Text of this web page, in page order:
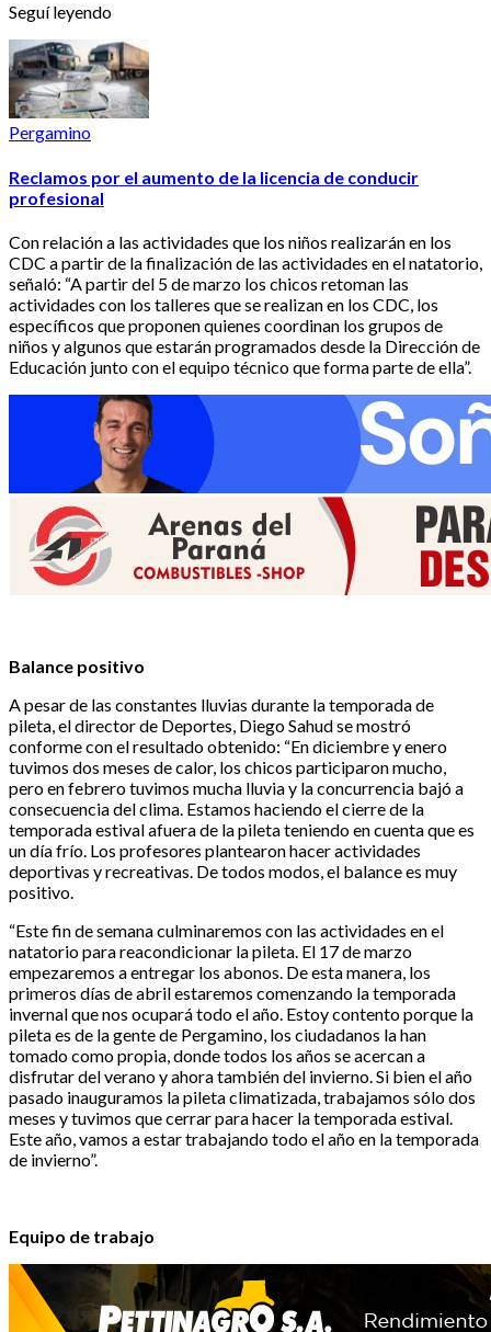
Seguí leyendo
Pergamino
Reclamos por el aumento de la licencia de conducir
profesional
Con relación a las actividades que los niños realizarán en los
CDC a partir de la finalización de las actividades en el natatorio,
señaló: “A partir del 5 de marzo los chicos retoman las
actividades con los talleres que se realizan en los CDC, los
específicos que proponen quienes coordinan los grupos de
niños y algunos que estarán programados desde la Dirección de
Educación junto con el equipo técnico que forma parte de ella”.
Balance positivo
A pesar de las constantes lluvias durante la temporada de
pileta, el director de Deportes, Diego Sahud se mostró
conforme con el resultado obtenido: “En diciembre y enero
tuvimos dos meses de calor, los chicos participaron mucho,
pero en febrero tuvimos mucha lluvia y la concurrencia bajó a
consecuencia del clima. Estamos haciendo el cierre de la
temporada estival afuera de la pileta teniendo en cuenta que es
un día frío. Los profesores plantearon hacer actividades
deportivas y recreativas. De todos modos, el balance es muy
positivo.
“Este fin de semana culminaremos con las actividades en el
natatorio para reacondicionar la pileta. El 17 de marzo
empezaremos a entregar los abonos. De esta manera, los
primeros días de abril estaremos comenzando la temporada
invernal que nos ocupará todo el año. Estoy contento porque la
pileta es de la gente de Pergamino, los ciudadanos la han
tomado como propia, donde todos los años se acercan a
disfrutar del verano y ahora también del invierno. Si bien el año
pasado inauguramos la pileta climatizada, trabajamos sólo dos
meses y tuvimos que cerrar para hacer la temporada estival.
Este año, vamos a estar trabajando todo el año en la temporada
de invierno”.
Equipo de trabajo